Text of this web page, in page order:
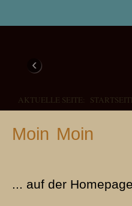
Piepen foer de
Familie Pingel
Das weer een
Verdreite
‹
AKTUELLE SEITE:
Moin Moin
... auf der